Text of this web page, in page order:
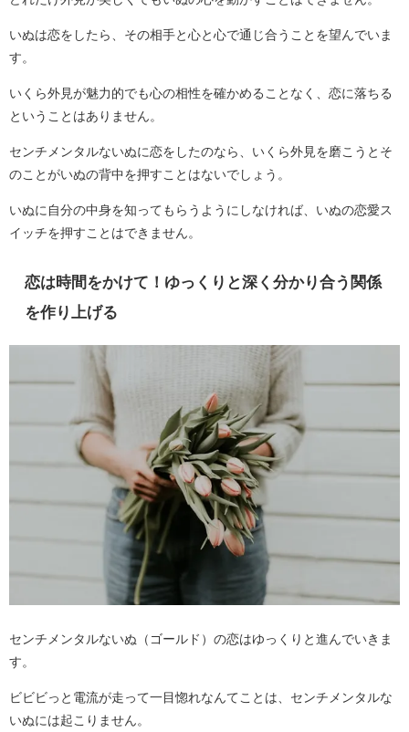
いぬは恋をしたら、その相手と心と心で通じ合うことを望んでいま
す。
いくら外見が魅力的でも心の相性を確かめることなく、恋に落ちる
ということはありません。
センチメンタルないぬに恋をしたのなら、いくら外見を磨こうとそ
のことがいぬの背中を押すことはないでしょう。
いぬに自分の中身を知ってもらうようにしなければ、いぬの恋愛ス
イッチを押すことはできません。
恋は時間をかけて！ゆっくりと深く分かり合う関係
を作り上げる
センチメンタルないぬ（ゴールド）の恋はゆっくりと進んでいきま
す。
ビビビっと電流が走って一目惚れなんてことは、センチメンタルな
いぬには起こりません。